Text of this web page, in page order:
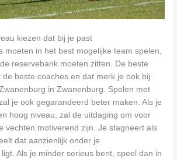
kiezen dat bij je past
moeten in het best mogelijke team spelen,
reservebank moeten zitten. De beste
beste coaches en dat merk je ook bij
in Zwanenburg. Spelen met
je ook gegarandeerd beter maken. Als je
hoog niveau, zal de uitdaging om voor
vechten motiverend zijn. Je stagneert als
dat aanzienlijk onder je
Als je minder serieus bent, speel dan in